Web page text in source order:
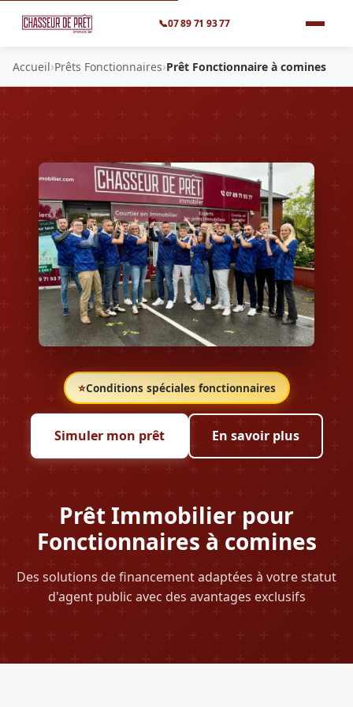
📞07 89 71 93 77
Accueil›Prêts Fonctionnaires›Prêt Fonctionnaire à comines
⭐Conditions spéciales fonctionnaires
Prêt Immobilier pour
Fonctionnaires à comines
Des solutions de financement adaptées à votre statut
d'agent public avec des avantages exclusifs
Simuler mon prêt En savoir plus